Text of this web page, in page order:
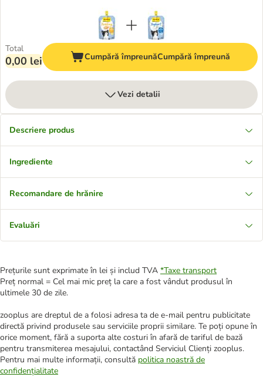
Total
0,00 lei Cumpără împreunăCumpără împreună
Vezi detalii
Descriere produs
Ingrediente
Recomandare de hrănire
Evaluări
Prețurile sunt exprimate în lei și includ TVA *Taxe transport
Preț normal = Cel mai mic preț la care a fost vândut produsul în
ultimele 30 de zile.
zooplus are dreptul de a folosi adresa ta de e-mail pentru publicitate
directă privind produsele sau serviciile proprii similare. Te poți opune în
orice moment, fără a suporta alte costuri în afară de tariful de bază
pentru transmiterea mesajului, contactând Serviciul Clienți zooplus.
Pentru mai multe informații, consultă politica noastră de
confidențialitate